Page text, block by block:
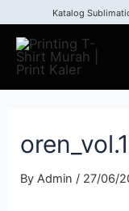
Katalog
ByAdmin / 27/06/